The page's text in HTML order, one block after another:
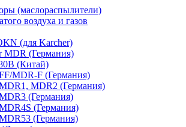
(маслораспылители)
воздуха и газов
(для Karcher)
MDR (Германия)
(Китай)
MDR-F (Германия)
MDR2 (Германия)
(Германия)
(Германия)
(Германия)